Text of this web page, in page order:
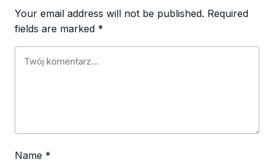
Your email address will not be published. Required
fields are marked *
Name *